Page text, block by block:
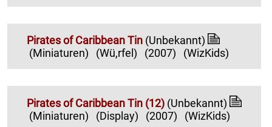
Pirates of Caribbean Tin (Unbekannt)
(Miniaturen)
(Wü,rfel) (2007) (WizKids)
Pirates of Caribbean Tin (12) (Unbekannt)
(Miniaturen)
(Display) (2007) (WizKids)